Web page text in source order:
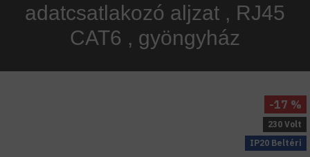
adatcsatlakozó aljzat , RJ45
CAT6 , gyöngyház
IP20 Beltéri
230 Volt
-17 %